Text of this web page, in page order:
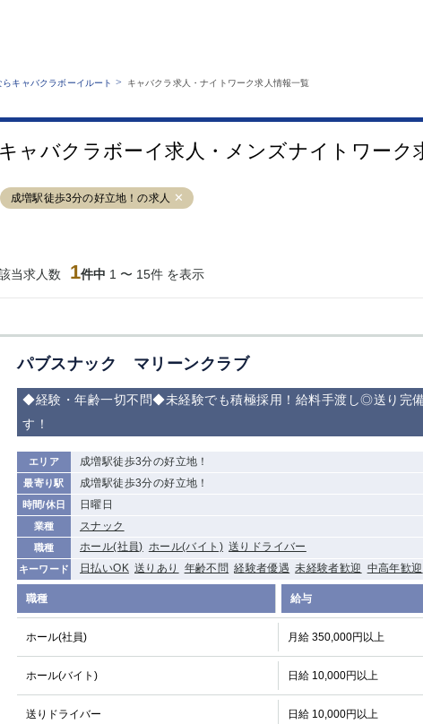
業種から探す
職種から探す
キャバクラボーイルートとは？
サイトマップ
キャバクラボーイルート > キャバクラ求人・ナイトワーク求人情報一覧
キャバクラボーイ求人・メンズナイトワーク
成増駅徒歩3分の好立地！の求人
当求人数 1件中 1 〜 15件 を表示
パブスナック マリーンクラブ
◆経験・年齢一切不問◆未経験でも積極採用！給料手渡し◎送り完
す！
エリア 成増駅徒歩3分の好立地！
最寄り駅 成増駅徒歩3分の好立地！
時間/休日 日曜日
業種 スナック
職種 ホール(社員) ホール(バイト) 送りドライバー
キーワード 日払いOK 送りあり 年齢不問 経験者優遇 未経験者歓迎 中高年歓迎
職種 給与
ホール(社員) 月給 350,000円以上
ホール(バイト) 日給 10,000円以上
送りドライバー 日給 10,000円以上
銀座 上野 六本木
立川
千葉中央 門前仲町 町田
大山
赤坂
ひばりヶ丘（北
学芸大学
の好立地！
「赤羽駅」から
徒歩2分 ②東
京メトロ南北線
「赤羽岩淵駅」
宿
①歌舞伎町 ②
新宿
①銀座 ②新橋 錦糸町(南口) 蒲田(西口)
①東武練馬 ②
成増・板橋 ③
大山 ②池袋
下赤塚
浅草 新小岩
小岩
湯島 久米川 市川
五井
関内 溝の口
新横浜
藤沢 平塚 武蔵小杉
小田原
関内・馬車道・
日ノ出町
武蔵新城
茅ヶ崎 たまプラーザ 大船